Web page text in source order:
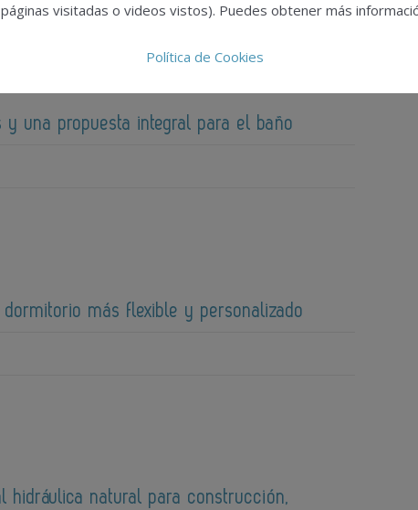
y una propuesta integral para el baño
dormitorio más flexible y personalizado
hidráulica natural para construcción,
visitadas o videos vistos). Puedes obtener más
Política de Cookies